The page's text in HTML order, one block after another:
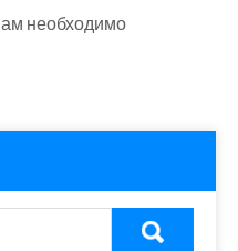
необходимо